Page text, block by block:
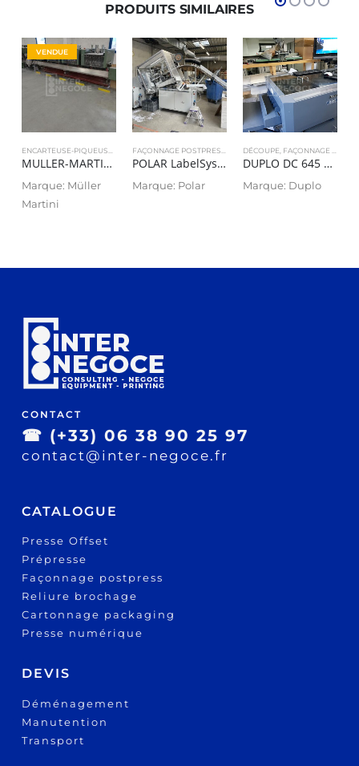
PRODUITS SIMILAIRES
VENDUE
FAÇONNAGE POSTPRESS
MULLER-MARTINI TYPE 335
Marque: Müller
Martini
MASSICOT
POLAR LabelSystem STANZE DC-11 de 2020
Marque: Polar
DÉCOUPE FAÇONNAGE POSTPRESS
DUPLO DC 645 de 2013
Marque: Duplo
CONTACT
☎ (+33) 06 38 90 25 97
contact@inter-negoce.fr
CATALOGUE
Presse Offset
Prépresse
Façonnage postpress
Reliure brochage
Cartonnage packaging
Presse numérique
DEVIS
Déménagement
Manutention
Transport